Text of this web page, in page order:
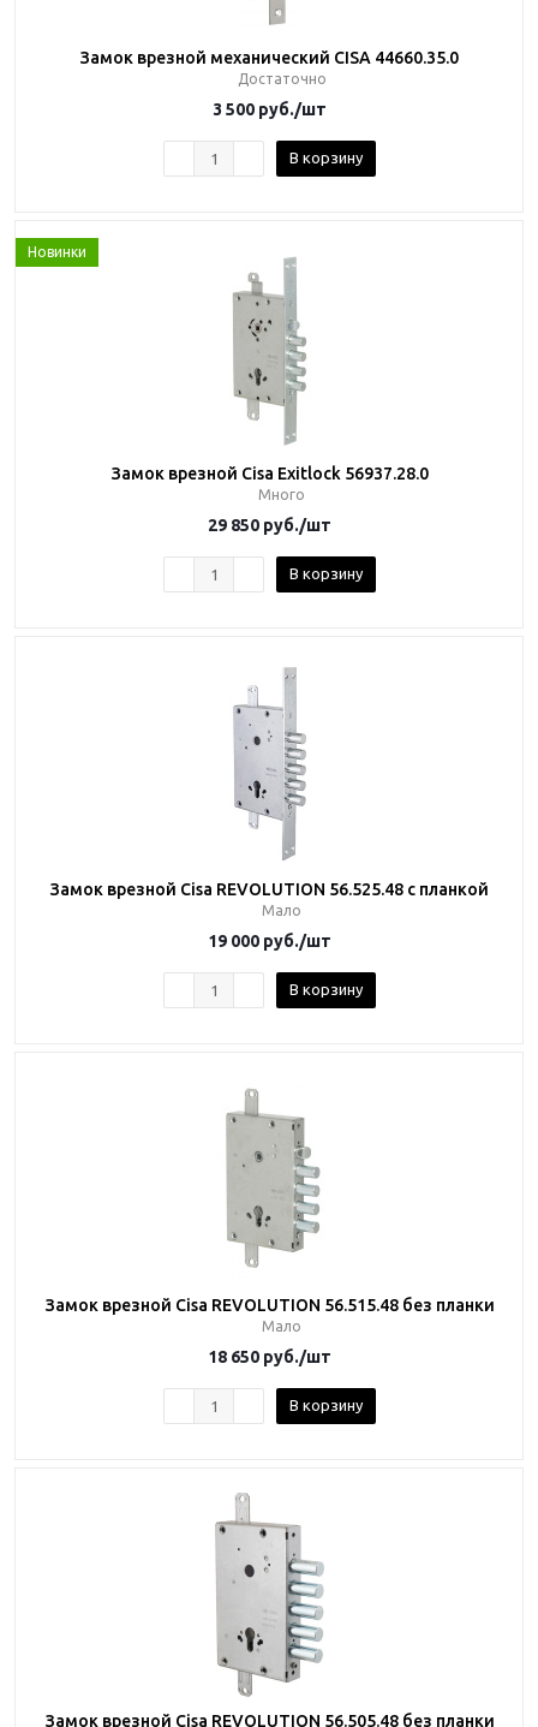
Замок врезной механический CISA 44660.35.0
Достаточно
3 500 руб./шт
В корзину
Новинки
Замок врезной Cisa Exitlock 56937.28.0
Много
29 850 руб./шт
В корзину
Замок врезной Cisa REVOLUTION 56.525.48 с планкой
Мало
19 000 руб./шт
В корзину
Замок врезной Cisa REVOLUTION 56.515.48 без планки
Мало
18 650 руб./шт
В корзину
Замок врезной Cisa REVOLUTION 56.505.48 без планки